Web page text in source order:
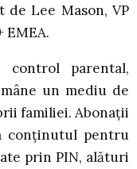
de Lee Mason, VP
control parental,
un mediu de
familiei. Abonații
conținutul pentru
prin PIN, alături